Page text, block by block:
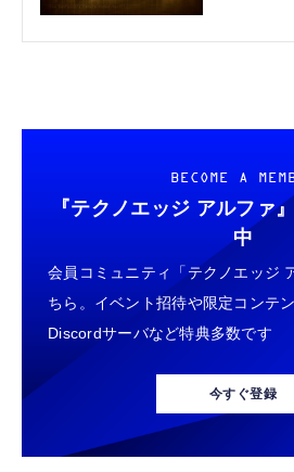
BECOME A
『テクノエッジ アルファ』
中
会員コミュニティ「テクノエッジ
ちら。イベント招待や限定コンテ
Discordサーバなど特典多数です
今すぐ登録